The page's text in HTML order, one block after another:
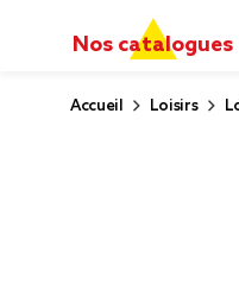
Nos catalogues
Accueil Loisirs